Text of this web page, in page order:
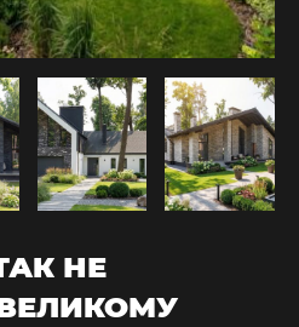
НЕ